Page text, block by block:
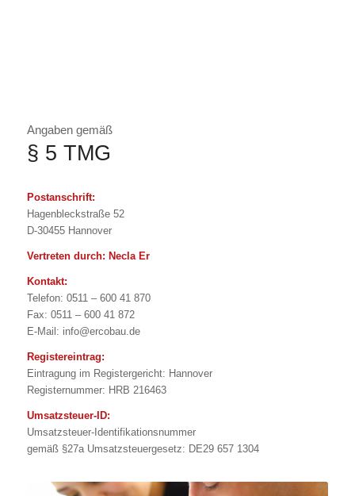
Angaben gemäß
§ 5 TMG
Postanschrift:
Hagenbleckstraße 52
D-30455 Hannover
Vertreten durch: Necla Er
Kontakt:
Telefon: 0511 – 600 41 870
Fax: 0511 – 600 41 872
E-Mail: info@ercobau.de
Registereintrag:
Eintragung im Registergericht: Hannover
Registernummer: HRB 216463
Umsatzsteuer-ID:
Umsatzsteuer-Identifikationsnummer
gemäß §27a Umsatzsteuergesetz: DE29 657 1304